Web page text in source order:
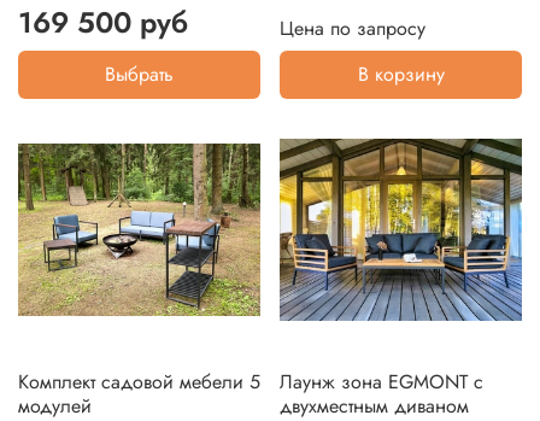
169 500 руб
Выбрать
Цена по запросу
В корзину
Комплект садовой мебели 5
модулей
Лаунж зона EGMONT с
двухместным диваном